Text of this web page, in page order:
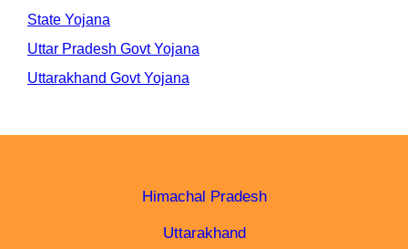
State Yojana
Uttar Pradesh Govt Yojana
Uttarakhand Govt Yojana
Himachal Pradesh
Uttarakhand